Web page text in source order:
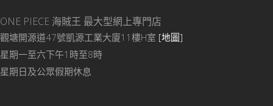
ONE PIECE 海賊王 最大型網上專門店
觀塘開源道47號凱源工業大廈11樓H室 [地圖]
星期一至六下午1時至8時
星期日及公眾假期休息